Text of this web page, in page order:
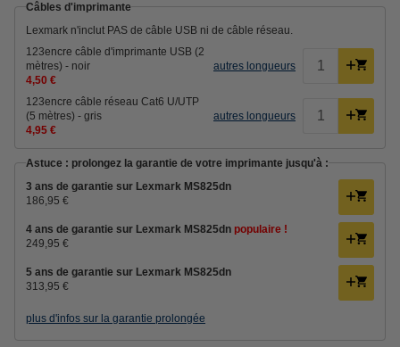
Câbles d'imprimante
Lexmark n'inclut PAS de câble USB ni de câble réseau.
123encre câble d'imprimante USB (2
mètres) - noir
4,50 €
autres longueurs
123encre câble réseau Cat6 U/UTP
(5 mètres) - gris
4,95 €
autres longueurs
Astuce : prolongez la garantie de votre imprimante jusqu'à :
3 ans de garantie sur Lexmark MS825dn
186,95 €
4 ans de garantie sur Lexmark MS825dn populaire !
249,95 €
5 ans de garantie sur Lexmark MS825dn
313,95 €
plus d'infos sur la garantie prolongée